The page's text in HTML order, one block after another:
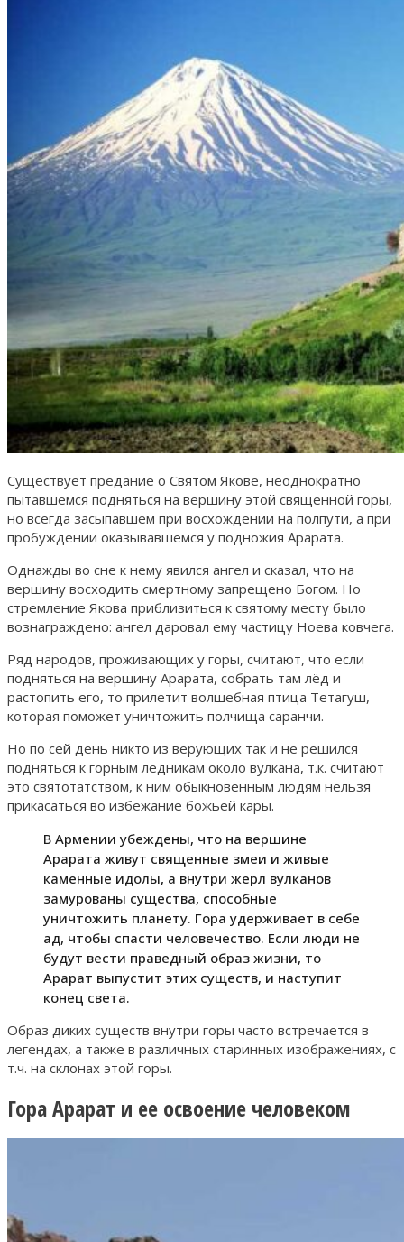
Существует предание о Святом Якове, неоднократно
пытавшемся подняться на вершину этой священной горы,
но всегда засыпавшем при восхождении на полпути, а при
пробуждении оказывавшемся у подножия Арарата.
Однажды во сне к нему явился ангел и сказал, что на
вершину восходить смертному запрещено Богом. Но
стремление Якова приблизиться к святому месту было
вознаграждено: ангел даровал ему частицу Ноева ковчега.
Ряд народов, проживающих у горы, считают, что если
подняться на вершину Арарата, собрать там лёд и
растопить его, то прилетит волшебная птица Тетагуш,
которая поможет уничтожить полчища саранчи.
Но по сей день никто из верующих так и не решился
подняться к горным ледникам около вулкана, т.к. считают
это святотатством, к ним обыкновенным людям нельзя
прикасаться во избежание божьей кары.
В Армении убеждены, что на вершине
Арарата живут священные змеи и живые
каменные идолы, а внутри жерл вулканов
замурованы существа, способные
уничтожить планету. Гора удерживает в себе
ад, чтобы спасти человечество. Если люди не
будут вести праведный образ жизни, то
Арарат выпустит этих существ, и наступит
конец света.
Образ диких существ внутри горы часто встречается в
легендах, а также в различных старинных изображениях, с
т.ч. на склонах этой горы.
Гора Арарат и ее освоение человеком